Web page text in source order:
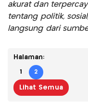
akurat dan
tentang politik,
langsung dari
Halaman:
1 2
Lihat Semua